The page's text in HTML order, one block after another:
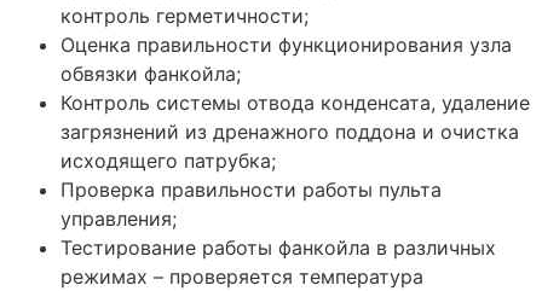
контроль герметичности;
Оценка правильности функционирования узла
обвязки фанкойла;
Контроль системы отвода конденсата, удаление
загрязнений из дренажного поддона и очистка
исходящего патрубка;
Проверка правильности работы пульта
управления;
Тестирование работы фанкойла в различных
режимах – проверяется температура